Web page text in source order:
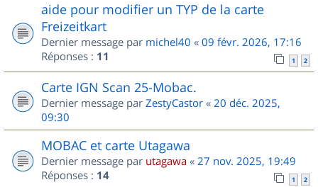
aide pour modifier un TYP de la carte
Freizeitkart
Dernier message par michel40 « 09 févr. 2026, 17:16
Réponses : 11 1 2
Carte IGN Scan 25-Mobac.
Dernier message par ZestyCastor « 20 déc. 2025,
09:30
MOBAC et carte Utagawa
Dernier message par utagawa « 27 nov. 2025, 19:49
Réponses : 14 1 2